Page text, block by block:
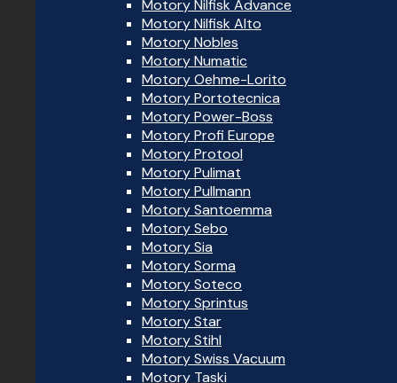
Motory Nilfisk Advance
Motory Nilfisk Alto
Motory Nobles
Motory Numatic
Motory Oehme-Lorito
Motory Portotecnica
Motory Power-Boss
Motory Profi Europe
Motory Protool
Motory Pulimat
Motory Pullmann
Motory Santoemma
Motory Sebo
Motory Sia
Motory Sorma
Motory Soteco
Motory Sprintus
Motory Star
Motory Stihl
Motory Swiss Vacuum
Motory Taski